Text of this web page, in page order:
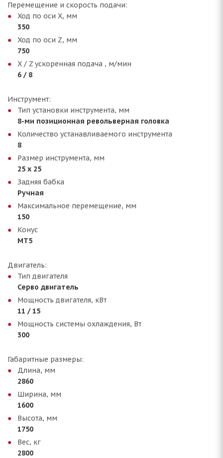
Перемещение и скорость подачи:
Ход по оси Х, мм
350
Ход по оси Z, мм
750
Х / Z ускоренная подача , м/мин
6 / 8
Инструмент:
Тип установки инструмента, мм
8-ми позиционная револьверная головка
Количество устанавливаемого инструмента
8
Размер инструмента, мм
25 x 25
Задняя бабка
Ручная
Максимальное перемещение, мм
150
Конус
МТ5
Двигатель:
Тип двигателя
Серво двигатель
Мощность двигателя, кВт
11 / 15
Мощность системы охлаждения, Вт
300
Габаритные размеры:
Длина, мм
2860
Ширина, мм
1600
Высота, мм
1750
Вес, кг
2800